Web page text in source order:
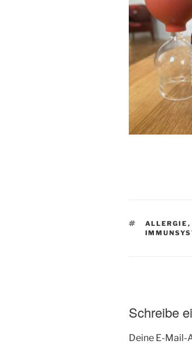
ALLERGIE ,
Schreibe
Deine E-